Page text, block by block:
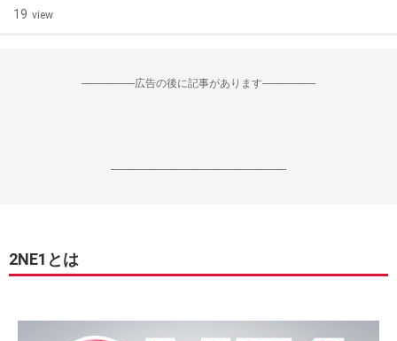
19 view
--------------------広告の後に記事があります--------------------
------------------------------------------------------------------
2NE1とは